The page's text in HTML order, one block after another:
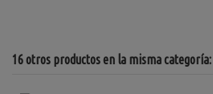
16 otros productos en la misma categoría: